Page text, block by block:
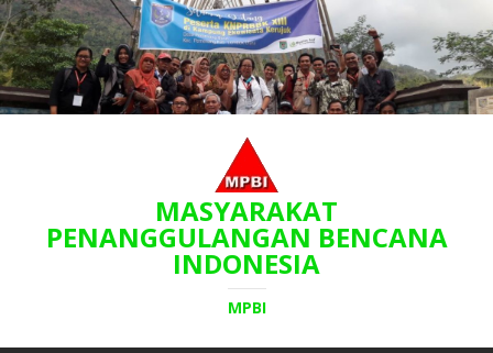
MASYARAKAT
PENANGGULANGAN BENCANA
INDONESIA
MPBI